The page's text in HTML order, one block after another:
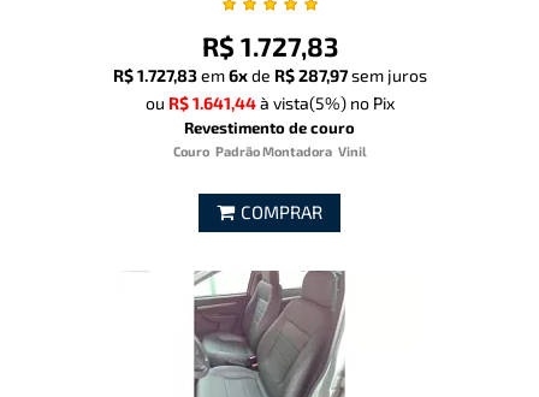
R$ 1.727,83
R$ 1.727,83 em6x de R$ 287,97 sem juros
ou R$ 1.641,44à vista(5%)no Pix
Revestimento de couro
Couro Padrão Montadora Vinil
COMPRAR